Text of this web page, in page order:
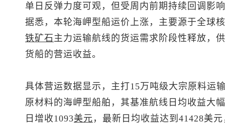
单日反弹力度可观，但受周内前期持续回调影
据悉，本轮海岬型船运价上涨，主要源于全球
铁矿石主力运输航线的货运需求阶段性释放，
货船的营运收益。
具体营运数据显示，主打15万吨级大宗原料运
原材料的海岬型船舶，其基准航线日均收益大
日增收1093美元 ，最新日均收益达到41428美